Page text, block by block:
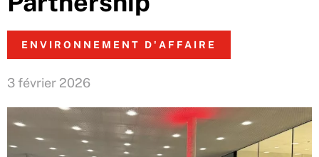
ENVIRONNEMENT D'AFFAIRE
3 février 2026